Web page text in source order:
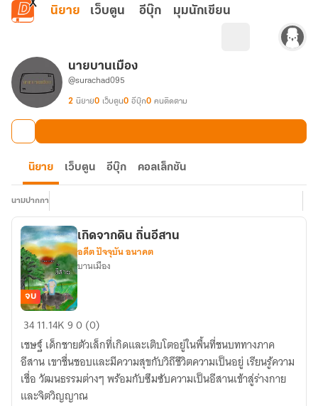
ข้ามไปยังเนื้อหาหลัก
นิยาย เว็บตูน อีบุ๊ก มุมนักเขียน
นายบานเมือง
@surachad095
2 นิยาย0 เว็บตูน0 อีบุ๊ก0 คนติดตาม
นิยาย เว็บตูน อีบุ๊ก คอลเล็กชัน
นามปากกา
เกิด
จาก
ดิน
ถิ่น
อีสาน
จบ
เกิดจากดิน ถิ่นอีสาน
อดีต ปัจจุบัน อนาคต
บานเมือง
3411.14K90 (0)
เชษฐ์ เด็กชายตัวเล็กที่เกิดและเติบโตอยู่ในพื้นที่ชนบททางภาค
อีสาน เขาชื่นชอบและมีความสุขกับวิถีชีวิตความเป็นอยู่ เรียนรู้ความ
เชื่อ วัฒนธรรมต่างๆ พร้อมกับซึมซับความเป็นอีสานเข้าสู่ร่างกาย
และจิตวิญญาณ